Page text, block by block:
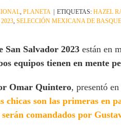
, PLANETA ETIQUETAS: HAZEL
, SELECCIÓN MEXICANA DE
San Salvador 2023 están en
equipos tienen en mente
Omar Quintero, presentó
chicas son las primeras en
comandados por